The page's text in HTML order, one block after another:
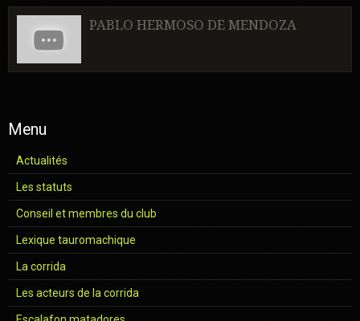
PABLO HERMOSO DE MENDOZA
Menu
Actualités
Les statuts
Conseil et membres du club
Lexique tauromachique
La corrida
Les acteurs de la corrida